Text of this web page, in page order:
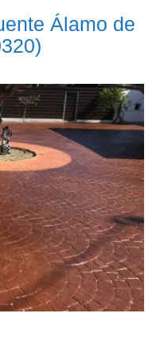
Álamo de